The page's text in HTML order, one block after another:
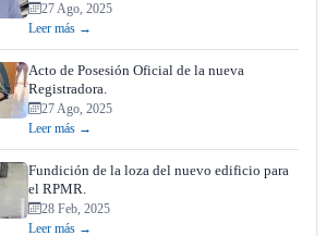
27 Ago, 2025
Leer más →
Acto de Posesión Oficial de la nueva
Registradora.
27 Ago, 2025
Leer más →
Fundición de la loza del nuevo edificio para
el RPMR.
28 Feb, 2025
Leer más →